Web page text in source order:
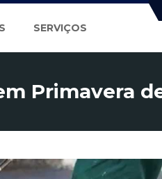
SERVIÇOS
Primavera